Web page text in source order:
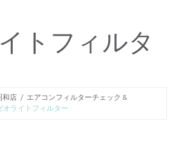
トフィルタ
和店
エアコンフィルターチェック &
オライトフィルター